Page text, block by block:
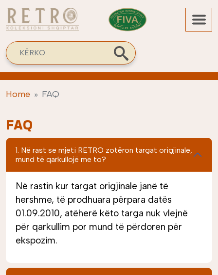
Skip to main content
Search
Home FAQ
FAQ
1. Në rast se mjeti RETRO zotëron targat origjinale,
mund të qarkullojë me to?
Në rastin kur targat origjinale janë të
hershme, të prodhuara përpara datës
01.09.2010, atëherë këto targa nuk vlejnë
për qarkullim por mund të përdoren për
ekspozim.